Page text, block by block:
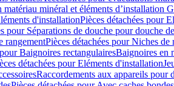
matériau minéral et éléments d’installation
d'installationPièces détachées pour
pour Séparations de douche pour douche
rangementPièces détachées pour Niches de
Baignoires rectangulairesBaignoires en
détachées pour Eléments d'installation
Raccordements aux appareils pour